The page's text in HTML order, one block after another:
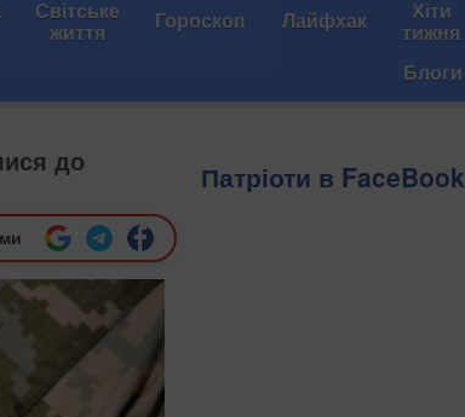
Світське
життя Гороскоп Лайфхак Хіти
тижня
Блоги
до
Патріоти в FaceBook